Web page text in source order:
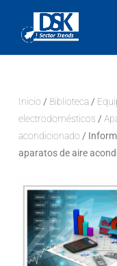
Inicio / Biblioteca/
electrodomésticos /
acondicionado /
aparatos de aire